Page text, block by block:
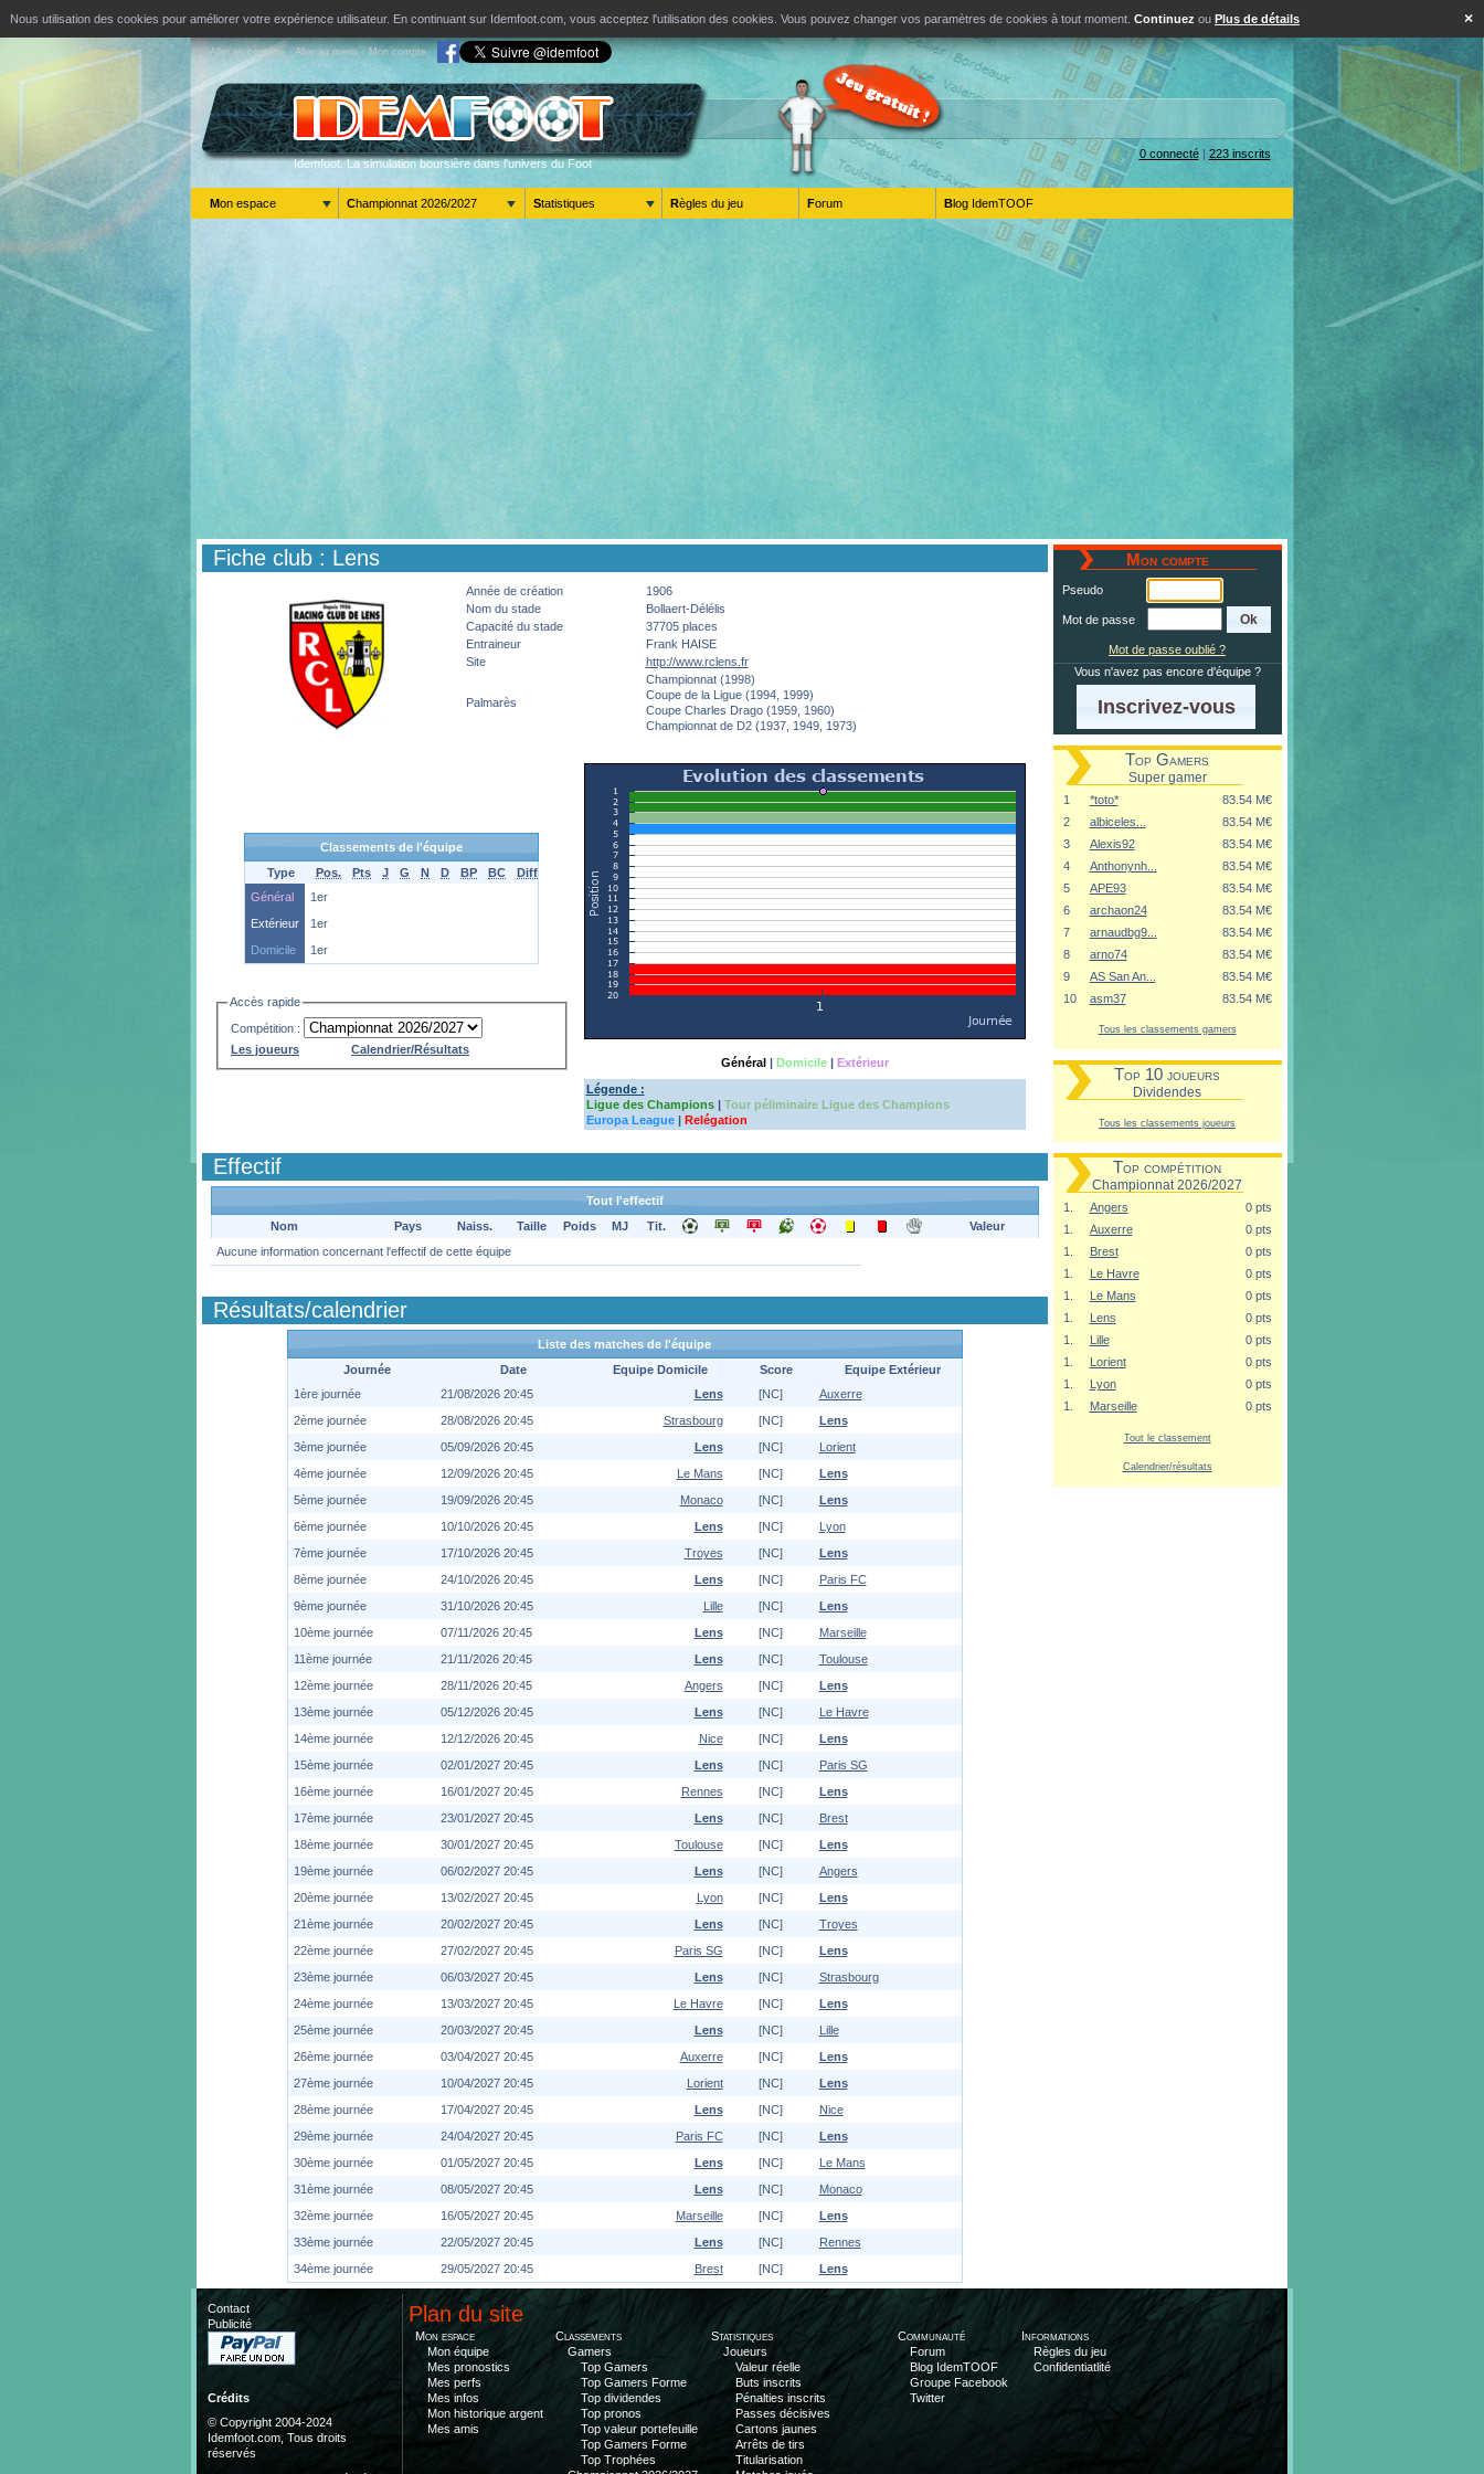
×
Nous utilisation des cookies pour améliorer votre expérience utilisateur. En continuant sur Idemfoot.com, vous acceptez l'utilisation des cookies. Vous pouvez changer vos paramètres de cookies à tout moment. Continuez ou Plus de détails
Aller au contenu Aller au menu Mon compte
Idemfoot. La simulation boursière dans l'univers du Foot
0 connecté| 223 inscrits
Mon espace Championnat 2026/2027 Statistiques Règles du jeu Forum Blog IdemTOOF
Fiche club : Lens
Année de création
1906
Nom du stade
Bollaert-Délélis
Capacité du stade
37705 places
Entraineur
Frank HAISE
Site
http://www.rclens.fr
Palmarès
Championnat (1998)
Coupe de la Ligue (1994, 1999)
Coupe Charles Drago (1959, 1960)
Championnat de D2 (1937, 1949, 1973)
Classements de l'équipe
Type
Pos. Pts J G N D BP BC
Diff
Général
1er
Extérieur
1er
Domicile
1er
Accès rapide
Compétition :
Les joueurs
Calendrier/Résultats
Général| Domicile| Extérieur
Légende :
Ligue des Champions| Tour péliminaire Ligue des Champions
Europa League| Relégation
Effectif
Tout l'effectif
Nom
Pays Naiss. Taille Poids MJ Tit.
Valeur
Aucune information concernant l'effectif de cette équipe
Résultats/calendrier
Liste des matches de l'équipe
Journée
Date Equipe Domicile Score
Equipe Extérieur
1ère journée
21/08/2026 20:45 Lens [NC]
Auxerre
2ème journée
28/08/2026 20:45 Strasbourg [NC]
Lens
3ème journée
05/09/2026 20:45 Lens [NC]
Lorient
4ème journée
12/09/2026 20:45 Le Mans [NC]
Lens
5ème journée
19/09/2026 20:45 Monaco [NC]
Lens
6ème journée
10/10/2026 20:45 Lens [NC]
Lyon
7ème journée
17/10/2026 20:45 Troyes [NC]
Lens
8ème journée
24/10/2026 20:45 Lens [NC]
Paris FC
9ème journée
31/10/2026 20:45 Lille [NC]
Lens
10ème journée
07/11/2026 20:45 Lens [NC]
Marseille
11ème journée
21/11/2026 20:45 Lens [NC]
Toulouse
12ème journée
28/11/2026 20:45 Angers [NC]
Lens
13ème journée
05/12/2026 20:45 Lens [NC]
Le Havre
14ème journée
12/12/2026 20:45 Nice [NC]
Lens
15ème journée
02/01/2027 20:45 Lens [NC]
Paris SG
16ème journée
16/01/2027 20:45 Rennes [NC]
Lens
17ème journée
23/01/2027 20:45 Lens [NC]
Brest
18ème journée
30/01/2027 20:45 Toulouse [NC]
Lens
19ème journée
06/02/2027 20:45 Lens [NC]
Angers
20ème journée
13/02/2027 20:45 Lyon [NC]
Lens
21ème journée
20/02/2027 20:45 Lens [NC]
Troyes
22ème journée
27/02/2027 20:45 Paris SG [NC]
Lens
23ème journée
06/03/2027 20:45 Lens [NC]
Strasbourg
24ème journée
13/03/2027 20:45 Le Havre [NC]
Lens
25ème journée
20/03/2027 20:45 Lens [NC]
Lille
26ème journée
03/04/2027 20:45 Auxerre [NC]
Lens
27ème journée
10/04/2027 20:45 Lorient [NC]
Lens
28ème journée
17/04/2027 20:45 Lens [NC]
Nice
29ème journée
24/04/2027 20:45 Paris FC [NC]
Lens
30ème journée
01/05/2027 20:45 Lens [NC]
Le Mans
31ème journée
08/05/2027 20:45 Lens [NC]
Monaco
32ème journée
16/05/2027 20:45 Marseille [NC]
Lens
33ème journée
22/05/2027 20:45 Lens [NC]
Rennes
34ème journée
29/05/2027 20:45 Brest [NC] Lens
Mon compte
Pseudo
Mot de passe
Mot de passe oublié ?
Vous n'avez pas encore d'équipe ?
Inscrivez-vous
Top Gamers
Super gamer
1 *toto*
83.54 M€
2
albiceles...
83.54 M€
3
Alexis92
83.54 M€
4
Anthonynh...
83.54 M€
5
APE93
83.54 M€
6
archaon24
83.54 M€
7
arnaudbg9...
83.54 M€
8
arno74
83.54 M€
9
AS San An...
83.54 M€
10
asm37 83.54 M€
Tous les classements gamers
Top 10 joueurs
Dividendes
Tous les classements joueurs
Top compétition
Championnat 2026/2027
1. Angers
0 pts
1.
Auxerre
0 pts
1.
Brest
0 pts
1.
Le Havre
0 pts
1.
Le Mans
0 pts
1.
Lens
0 pts
1.
Lille
0 pts
1.
Lorient
0 pts
1.
Lyon
0 pts
1.
Marseille 0 pts
Tout le classement
Calendrier/résultats
Contact
Publicité
Crédits
© Copyright 2004-2024
Idemfoot.com, Tous droits
réservés
Plan du site
Mon espace
Mon équipe
Mes pronostics
Mes perfs
Mes infos
Mon historique argent
Mes amis
Classements
Gamers
Top Gamers
Top Gamers Forme
Top dividendes
Top pronos
Top valeur portefeuille
Top Gamers Forme
Top Trophées
Statistiques
Joueurs
Valeur réelle
Buts inscrits
Pénalties inscrits
Passes décisives
Cartons jaunes
Arrêts de tirs
Titularisation
Communauté
Forum
Blog IdemTOOF
Groupe Facebook
Twitter
Informations
Règles du jeu
Confidentiatlité